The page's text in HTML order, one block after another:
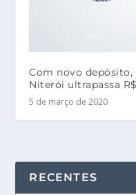
Com novo
Niterói ultrapassa
5 de março de 2020
RECENTES